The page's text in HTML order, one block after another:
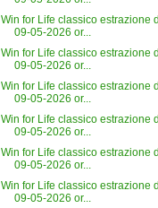
Win for Life classico estrazione
09-05-2026 or...
Win for Life classico estrazione
09-05-2026 or...
Win for Life classico estrazione
09-05-2026 or...
Win for Life classico estrazione
09-05-2026 or...
Win for Life classico estrazione
09-05-2026 or...
Win for Life classico estrazione
09-05-2026 or...